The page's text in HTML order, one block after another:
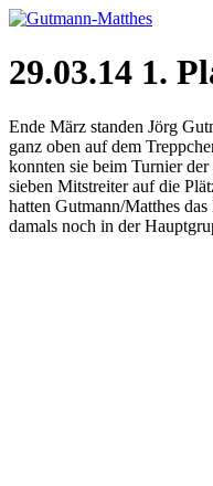
29.03.14 1.
Ende März standen Jörg
ganz oben auf dem
konnten sie beim Turnier
sieben Mitstreiter auf die
hatten Gutmann/Matthes
damals noch in der